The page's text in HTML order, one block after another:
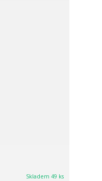
Skladem 49 ks